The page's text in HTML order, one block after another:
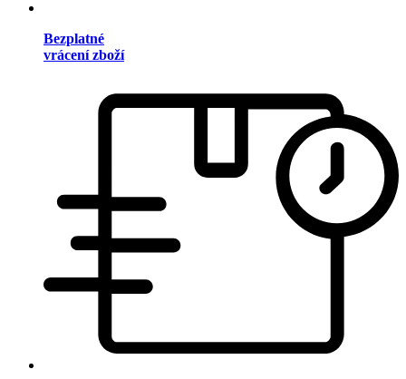
Bezplatné
vrácení zboží